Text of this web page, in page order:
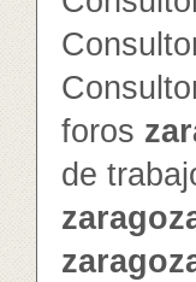
foros
de